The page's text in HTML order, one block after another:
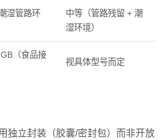
湿管路环
中等（管路残留 + 潮
湿环境）
（食品接
视具体型号而定
独立封装（胶囊/密封包）而非开放